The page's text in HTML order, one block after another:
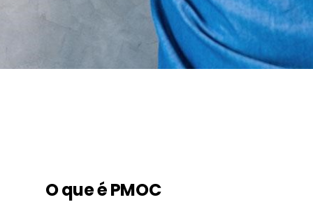
O que é PMOC